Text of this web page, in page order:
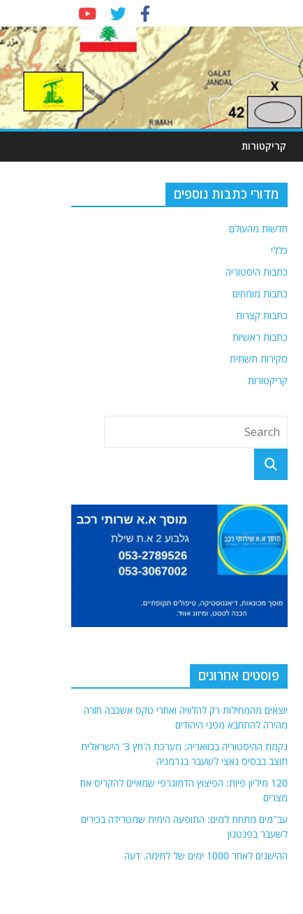
קריקטורות
מדורי כתבות נוספים
חדשות מהעולם
כללי
כתבות היסטוריה
כתבות מומחים
כתבות קצרות
כתבות ראשיות
סקירות תשתית
קריקטורות
פוסטים אחרונים
יוצאים מהמחילות רק להלוויה ואחרי טקס אשכבה חזרה
מהירה להתחבא מפני היהודים
נקמת ההיסטוריה בבוואריה: מערכת ה'חץ 3' הישראלית
תוצב בבסיס נאצי לשעבר בגרמניה
120 מיליון פיות: הפיצוץ הדמוגרפי שמאיים להקריס את